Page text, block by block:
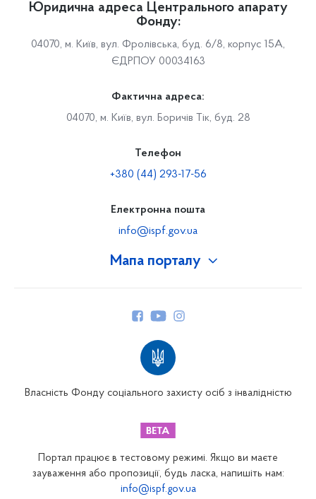
Мапа порталу
Закарпатське відділення
Запорізьке відділення
Юридична адреса Центрального апарату
Фонду:
04070, м. Київ, вул. Фролівська, буд. 6/8, корпус 15А,
ЄДРПОУ 00034163
Фактична адреса:
04070, м. Київ, вул. Боричів Тік, буд. 28
Телефон
+380 (44) 293-17-56
Електронна пошта
info@ispf.gov.ua
Власність Фонду соціального захисту осіб з інвалідністю
Портал працює в тестовому режимі. Якщо ви маєте
зауваження або пропозиції, будь ласка, напишіть нам:
info@ispf.gov.ua